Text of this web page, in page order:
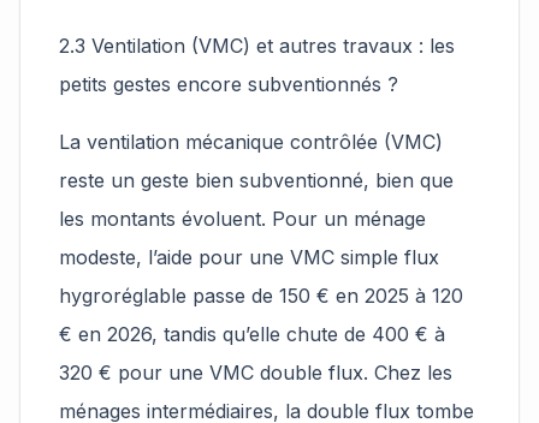
2.3 Ventilation (VMC) et autres travaux : les
petits gestes encore subventionnés ?
La ventilation mécanique contrôlée (VMC)
reste un geste bien subventionné, bien que
les montants évoluent. Pour un ménage
modeste, l’aide pour une VMC simple flux
hygroréglable passe de 150 € en 2025 à 120
€ en 2026, tandis qu’elle chute de 400 € à
320 € pour une VMC double flux. Chez les
ménages intermédiaires, la double flux tombe